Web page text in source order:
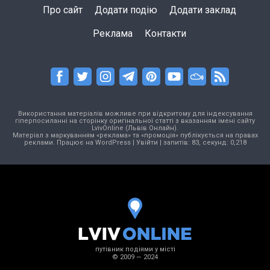
Про сайт Додати подію Додати заклад
Реклама Контакти
Використання матеріалів можливе при відкритому для індексування
гіперпосиланні на сторінку оригінальної статті з вказанням імені сайту
LvivOnline (Львів Онлайн).
Матеріал з маркуванням «реклама» та «промоція» публікується на правах
реклами. Працює на WordPress| Увійти | запитів: 83, секунд: 0,218
путівник подіями у місті
© 2009 — 2024